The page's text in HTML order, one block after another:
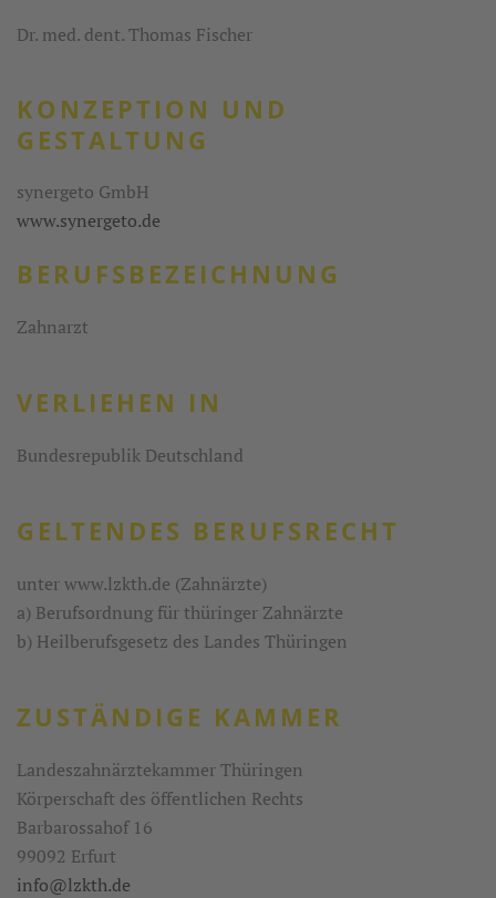
Dr. med. dent. Thomas Fischer
KONZEPTION UND
GESTALTUNG
synergeto GmbH
www.synergeto.de
BERUFSBEZEICHNUNG
Zahnarzt
VERLIEHEN IN
Bundesrepublik Deutschland
GELTENDES BERUFSRECHT
unter www.lzkth.de (Zahnärzte)
a) Berufsordnung für thüringer Zahnärzte
b) Heilberufsgesetz des Landes Thüringen
ZUSTÄNDIGE KAMMER
Landeszahnärztekammer Thüringen
Körperschaft des öffentlichen Rechts
Barbarossahof 16
99092 Erfurt
info@lzkth.de